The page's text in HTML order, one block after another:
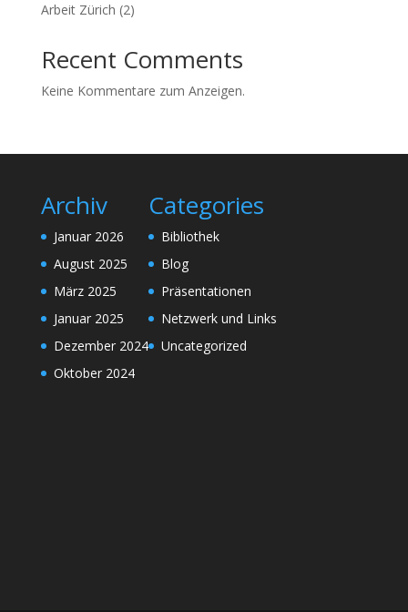
Arbeit Zürich (2)
Recent Comments
Keine Kommentare zum Anzeigen.
Archiv
Januar 2026
August 2025
März 2025
Januar 2025
Dezember 2024
Oktober 2024
Categories
Bibliothek
Blog
Präsentationen
Netzwerk und Links
Uncategorized